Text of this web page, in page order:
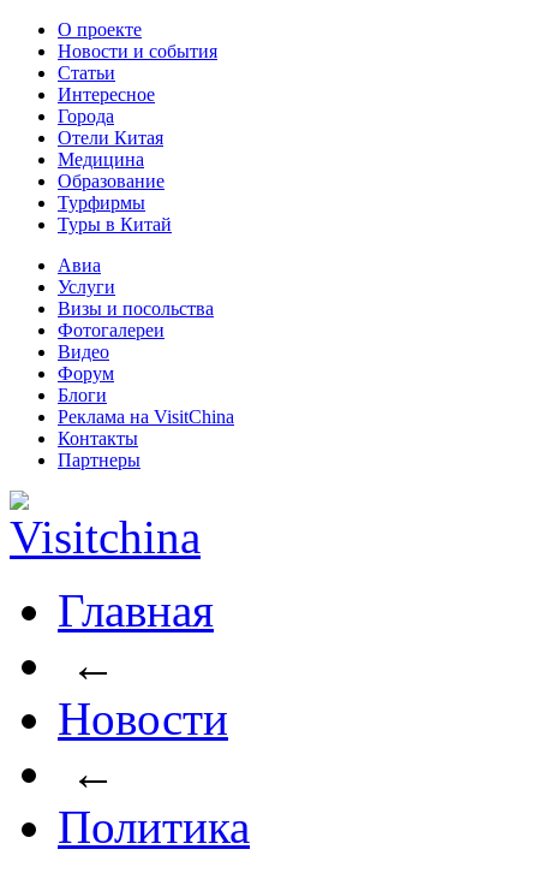
О проекте
Новости и события
Статьи
Интересное
Города
Отели Китая
Медицина
Образование
Турфирмы
Туры в Китай
Авиа
Услуги
Визы и посольства
Фотогалереи
Видео
Форум
Блоги
Реклама на VisitChina
Контакты
Партнеры
Главная
←
Новости
←
Политика